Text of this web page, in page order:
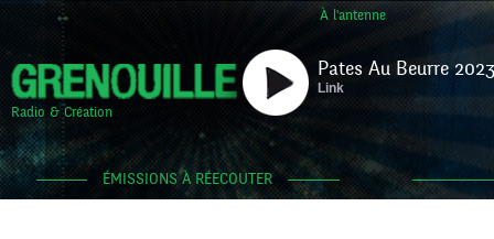
À l'antenne
Radio & Création
Pates Au Beurre
Link
ÉMISSIONS À RÉECOUTER